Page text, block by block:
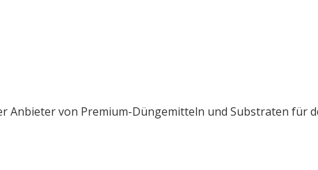
Anbieter von Premium-Düngemitteln und Substraten für